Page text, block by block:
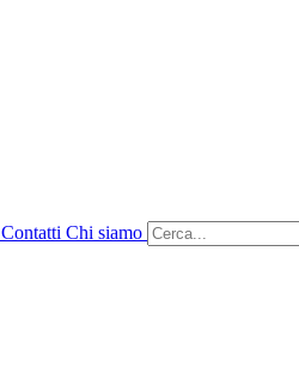
Contatti Chi siamo